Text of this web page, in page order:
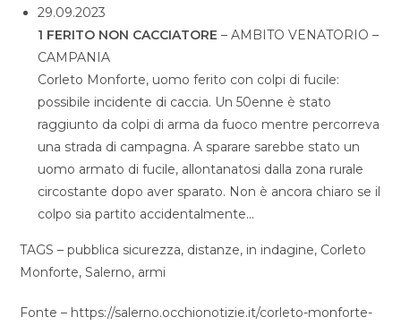
29.09.2023
1 FERITO NON CACCIATORE – AMBITO VENATORIO –
CAMPANIA
Corleto Monforte, uomo ferito con colpi di fucile:
possibile incidente di caccia. Un 50enne è stato
raggiunto da colpi di arma da fuoco mentre percorreva
una strada di campagna. A sparare sarebbe stato un
uomo armato di fucile, allontanatosi dalla zona rurale
circostante dopo aver sparato. Non è ancora chiaro se il
colpo sia partito accidentalmente…
TAGS – pubblica sicurezza, distanze, in indagine, Corleto
Monforte, Salerno, armi
Fonte – https://salerno.occhionotizie.it/corleto-monforte-